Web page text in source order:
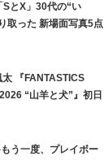
とX」30代の“い
取った 新場面写真5点
『FANTASTICS
“山羊と犬”』初日
う一度、プレイボー